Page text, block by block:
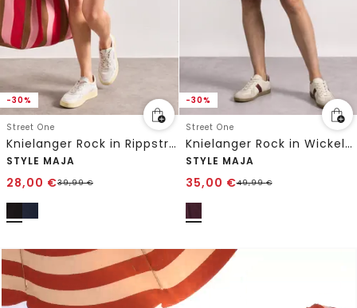
-30%
Street One
Knielanger Rock in Rippstruktur
STYLE MAJA
28,00 €39,99€
-30%
Street One
Knielanger Rock in Wickel-Optik
STYLE MAJA
35,00 €49,99€